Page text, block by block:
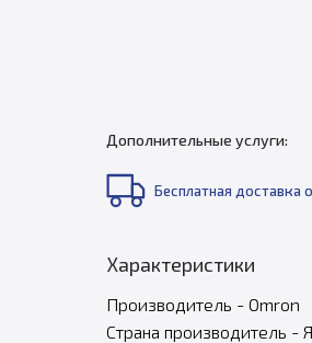
Дополнительные услуги:
Бесплатная доставка
Характеристики
Производитель - Omron
Страна производитель -